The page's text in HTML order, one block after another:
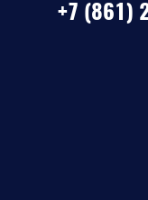
+7 (861)